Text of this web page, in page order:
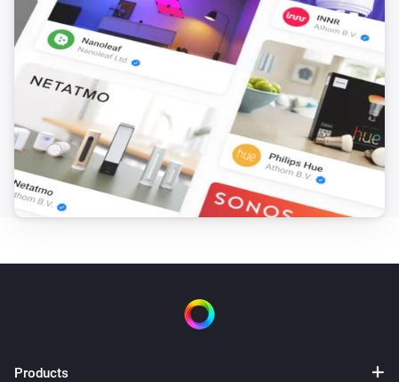
Products